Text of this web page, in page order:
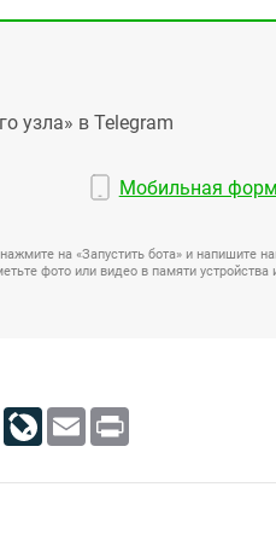
узла» в Telegram
Мобильная
на «Запустить бота» и напишите
фото или видео в памяти устройства
Odnoklassniki
LiveJournal
Email